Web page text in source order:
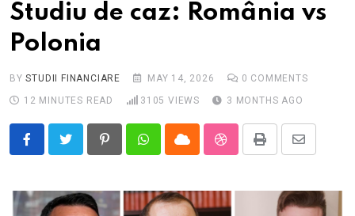
Studiu de caz: România vs
Polonia
BYSTUDII FINANCIARE MAY 14, 2026 0 COMMENTS
12 MINUTES READ
3105 VIEWS 3 MONTHS AGO
PinterestWhatsappCloud StumbleUpon
Print
Share
Email